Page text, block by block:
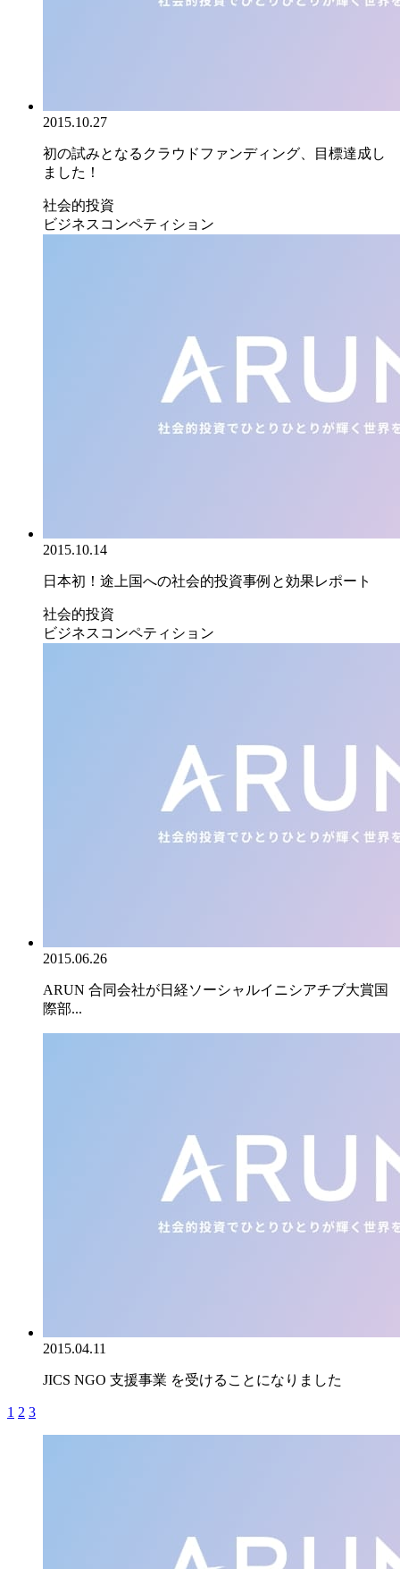
2015.10.27
初の試みとなるクラウドファンディング、目標達成し
ました！
社会的投資
ビジネスコンペティション
2015.10.14
日本初！途上国への社会的投資事例と効果レポート
社会的投資
ビジネスコンペティション
2015.06.26
ARUN 合同会社が日経ソーシャルイニシアチブ大賞国
際部...
2015.04.11
JICS NGO 支援事業 を受けることになりました
1 2 3